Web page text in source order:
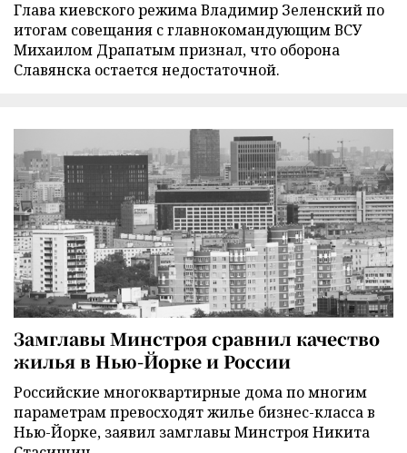
Глава киевского режима Владимир Зеленский по
итогам совещания с главнокомандующим ВСУ
Михаилом Драпатым признал, что оборона
Славянска остается недостаточной.
Замглавы Минстроя сравнил качество
жилья в Нью-Йорке и России
Российские многоквартирные дома по многим
параметрам превосходят жилье бизнес-класса в
Нью-Йорке, заявил замглавы Минстроя Никита